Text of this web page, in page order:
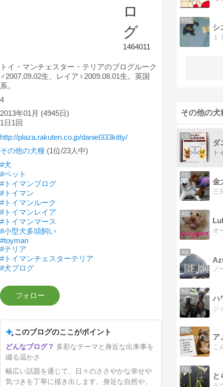
ロ
グ
1464011
トイ・マンチェスター・テリアのブログルーク
♂2007.09.02生、レイア♀2009.08.01生。英国
系。
4
2013年01月 (4945日)
1日1回
http://plaza.rakuten.co.jp/daniel333kitty/
その他の犬種 (1位/23人中)
#犬
#ペット
#トイマンブログ
#トイマン
#トイマンルーク
#トイマンレイア
#トイマンマース
#小型犬多頭飼い
#toyman
#テリア
#トイマンチェスターテリア
#犬ブログ
このブログのここがポイント
多彩なテーマと身近な出来事を
綴る温かさ
幅広い話題を通じて、日々のささやかな幸せや
気づきを丁寧に描き出します。身近な自然や、
55位
シ
その他の犬
1位
ダ
2位
3位
4位
5位
ハ
6位
ア
7位
と